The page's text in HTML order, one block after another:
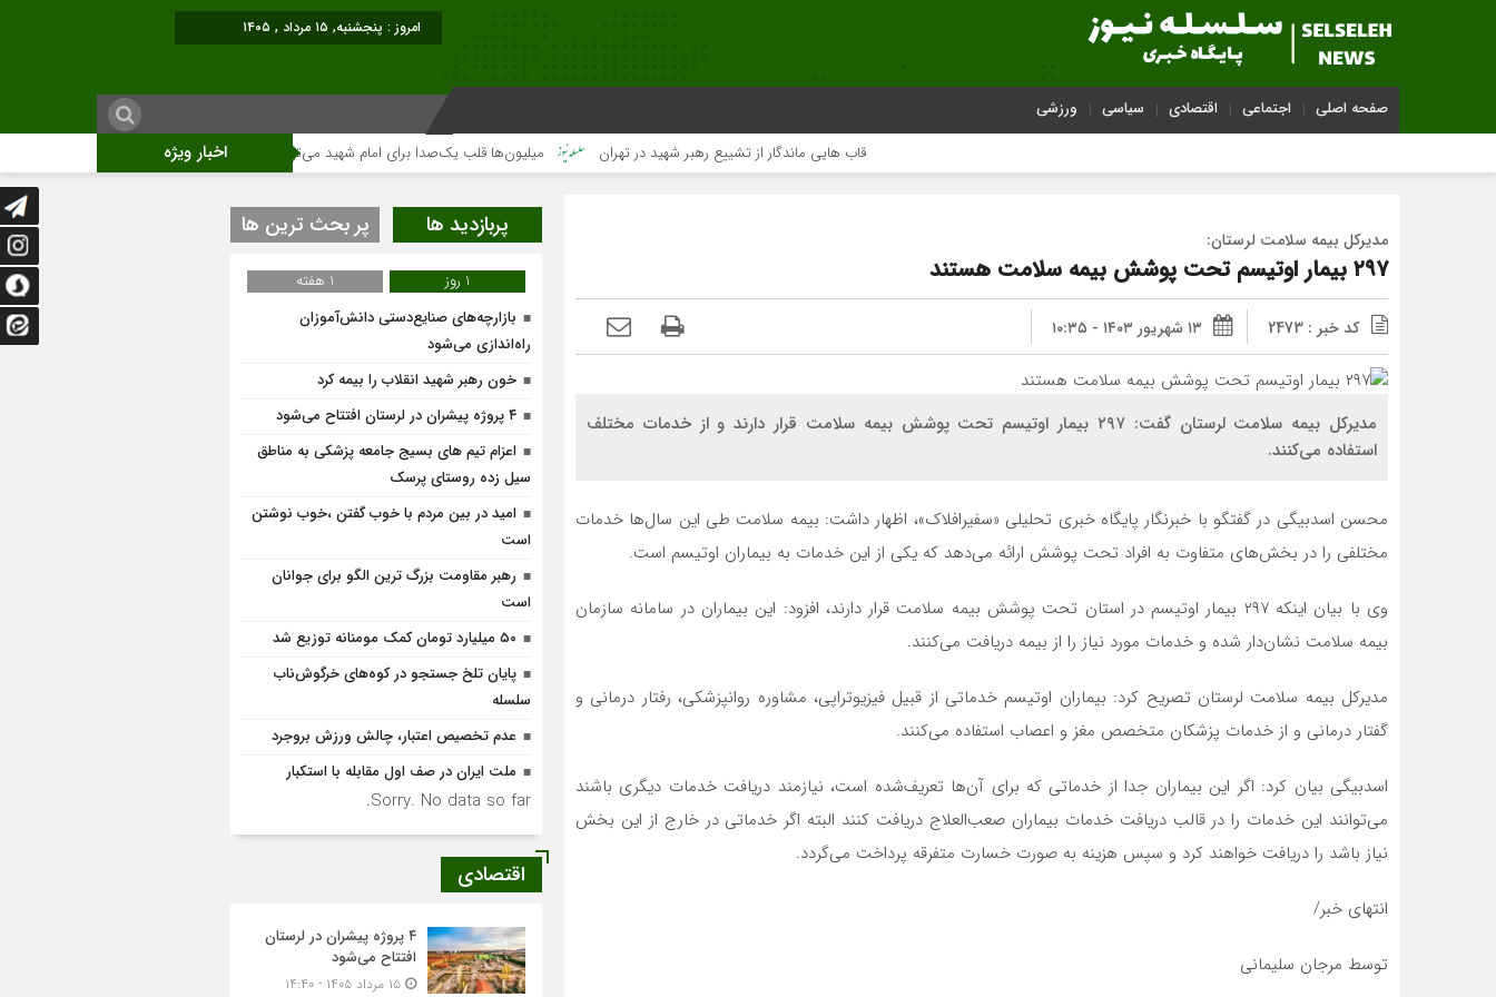
امروز : پنجشنبه, ۱۵ مرداد , ۱۴۰۵
صفحه اصلی اجتماعی اقتصادی سیاسی ورزشی
اخبار ویژه قاب هایی ماندگار از تشییع رهبر شهید در تهران میلیون‌ها قلب یک‌صدا برای امام شهید می‌تپد نمایشگاه آثار هنری ویژه ارتحال امام
مدیرکل بیمه سلامت لرستان:
۲۹۷ بیمار اوتیسم تحت پوشش بیمه سلامت هستند
کد خبر : 2473 ۱۳ شهریور ۱۴۰۳ - ۱۰:۳۵
مدیرکل بیمه سلامت لرستان گفت: ۲۹۷ بیمار اوتیسم تحت پوشش بیمه سلامت قرار دارند و از خدمات مختلف
استفاده می‌کنند.
محسن اسدبیگی در گفتگو با خبرنگار پایگاه خبری تحلیلی «سفیرافلاک»، اظهار داشت: بیمه سلامت طی این سال‌ها خدمات
مختلفی را در بخش‌های متفاوت به افراد تحت پوشش ارائه می‌دهد که یکی از این خدمات به بیماران اوتیسم است.
وی با بیان اینکه ۲۹۷ بیمار اوتیسم در استان تحت پوشش بیمه سلامت قرار دارند، افزود: این بیماران در سامانه سازمان
بیمه سلامت نشان‌دار شده و خدمات مورد نیاز را از بیمه دریافت می‌کنند.
مدیرکل بیمه سلامت لرستان تصریح کرد: بیماران اوتیسم خدماتی از قبیل فیزیوتراپی، مشاوره روانپزشکی، رفتار درمانی و
گفتار درمانی و از خدمات پزشکان متخصص مغز و اعصاب استفاده می‌کنند.
اسدبیگی بیان کرد: اگر این بیماران جدا از خدماتی که برای آن‌ها تعریف‌شده است، نیازمند دریافت خدمات دیگری باشند
می‌توانند این خدمات را در قالب دریافت خدمات بیماران صعب‌العلاج دریافت کنند البته اگر خدماتی در خارج از این بخش
نیاز باشد را دریافت خواهند کرد و سپس هزینه به صورت خسارت متفرقه پرداخت می‌گردد.
انتهای خبر/
توسط مرجان سلیمانی
پربازدید ها پر بحث ترین ها
1 روز
1 هفته
بازارچه‌های صنایع‌دستی دانش‌آموزان
راه‌اندازی می‌شود
خون رهبر شهید انقلاب را بیمه کرد
۴ پروژه پیشران در لرستان افتتاح می‌شود
اعزام تیم های بسیج جامعه پزشکی به مناطق
سیل زده روستای پرسک
امید در بین مردم با خوب گفتن ،خوب نوشتن
است
رهبر مقاومت بزرگ ترین الگو برای جوانان
است
۵۰ میلیارد تومان کمک مومنانه توزیع شد
پایان تلخ جستجو در کوه‌های خرگوش‌ناب
سلسله
عدم تخصیص اعتبار، چالش ورزش بروجرد
ملت ایران در صف اول مقابله با استکبار
Sorry. No data so far.
اقتصادی
۴ پروژه پیشران در لرستان
افتتاح می‌شود